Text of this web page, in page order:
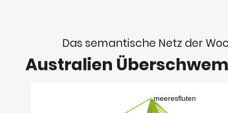
Das semantische Netz der
Australien